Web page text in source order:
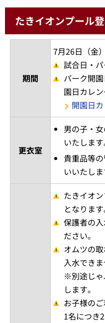
たきイオンプール登
期間
7月26日（金
試合日・パ
パーク開
園日カレ
開園日
更衣室
男の子・
いたします
貴重品等
いいたしま
たきイオ
となります
保護者の
ださい。
オムツの
入水できま
※別途じゃ
します。
お子様の
1名につき